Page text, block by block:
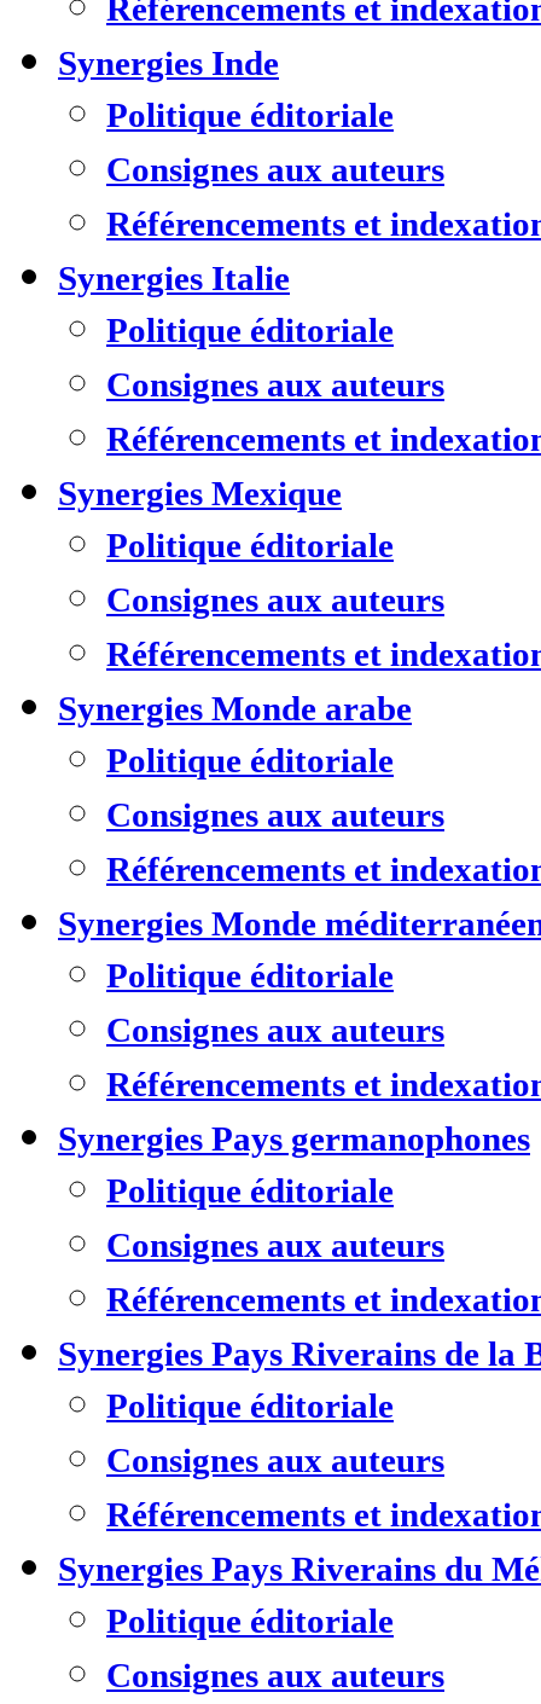
Référencements et
Synergies Inde
Politique éditoriale
Consignes aux auteurs
Référencements et
Synergies Italie
Politique éditoriale
Consignes aux auteurs
Référencements et
Synergies Mexique
Politique éditoriale
Consignes aux auteurs
Référencements et
Synergies Monde arabe
Politique éditoriale
Consignes aux auteurs
Référencements et
Synergies Monde
Politique éditoriale
Consignes aux auteurs
Référencements et
Synergies Pays germanophones
Politique éditoriale
Consignes aux auteurs
Référencements et
Synergies Pays Riverains de la
Politique éditoriale
Consignes aux auteurs
Référencements et
Synergies Pays Riverains du
Politique éditoriale
Consignes aux auteurs